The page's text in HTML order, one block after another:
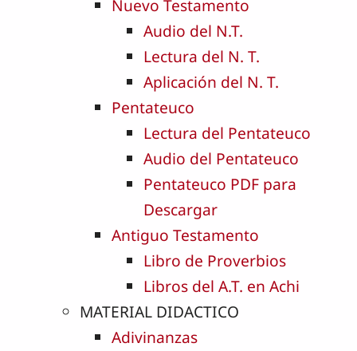
Nuevo Testamento
Audio del N.T.
Lectura del N. T.
Aplicación del N. T.
Pentateuco
Lectura del Pentateuco
Audio del Pentateuco
Pentateuco PDF para
Descargar
Antiguo Testamento
Libro de Proverbios
Libros del A.T. en Achi
MATERIAL DIDACTICO
Adivinanzas